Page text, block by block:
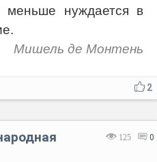
меньше нуждается в
Мишель де Монтень
2
125 0